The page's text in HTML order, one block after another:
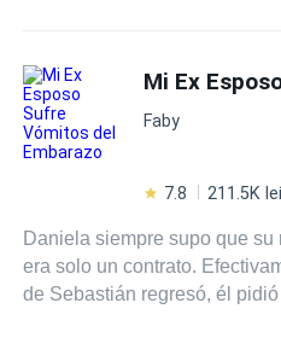
mis temas predilectos son
trágicos finales? Pues, me he
detrás de todo el teatro del
cruda realidad que las
niegan a verlo. Y eso es
Mi Ex
Faby
7.8 211.5K
Daniela siempre supo que
era solo un contrato.
de Sebastián regresó, él pidió el